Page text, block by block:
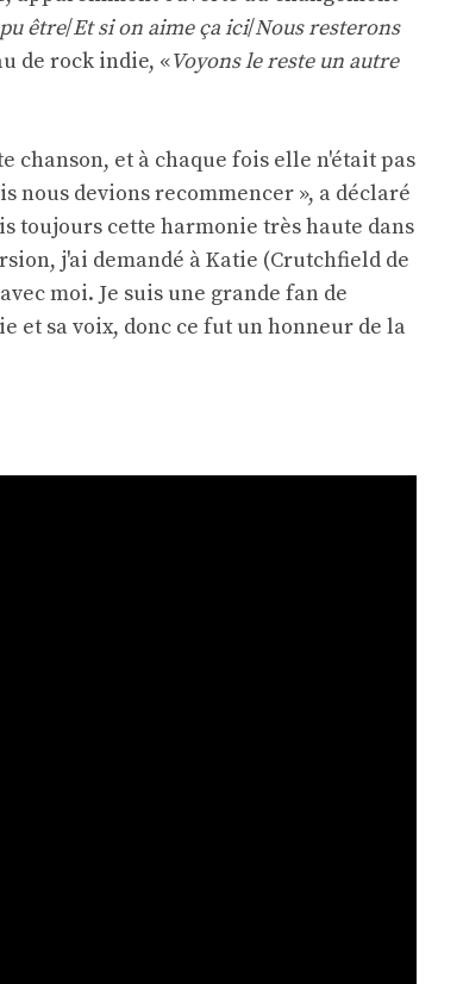
être/Et si on aime ça ici/Nous resterons
de rock indie, «Voyons le reste un autre
chanson, et à chaque fois elle n'était pas
nous devions recommencer », a déclaré
toujours cette harmonie très haute dans
j'ai demandé à Katie (Crutchfield de
moi. Je suis une grande fan de
et sa voix, donc ce fut un honneur de la